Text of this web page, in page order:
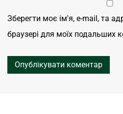
Зберегти моє ім'я, e-mail, та
браузері для моїх подальших